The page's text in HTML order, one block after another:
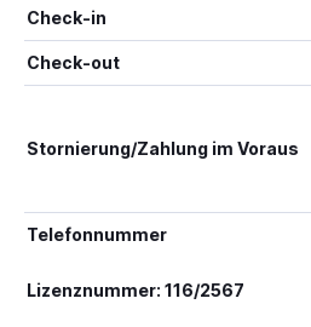
Check-in
Check-out
Stornierung/Zahlung im Voraus
Telefonnummer
Lizenznummer: 116/2567